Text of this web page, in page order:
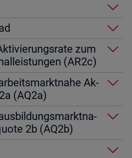
zum
(AR2c)
Ak­
(AQ2a)
2b (AQ2b)